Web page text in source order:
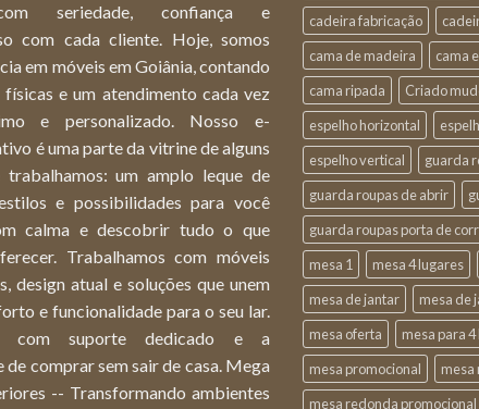
seriedade, confiança e
com cada cliente. Hoje, somos
em móveis em Goiânia, contando
e um atendimento cada vez
e personalizado. Nosso e-
é uma parte da vitrine de alguns
trabalhamos: um amplo leque de
e possibilidades para você
calma e descobrir tudo o que
Trabalhamos com móveis
design atual e soluções que unem
e funcionalidade para o seu lar.
com suporte dedicado e a
de comprar sem sair de casa. Mega
-- Transformando ambientes
cadeira fabricação
cama de madeira
cama
cama ripada
Criado
espelho horizontal
espelho vertical
guarda
guarda roupas de abrir
guarda roupas porta de
mesa 1
mesa 4 lugares
mesa de jantar
mesa de
mesa oferta
mesa para
mesa promocional
mesa
mesa redonda promocional